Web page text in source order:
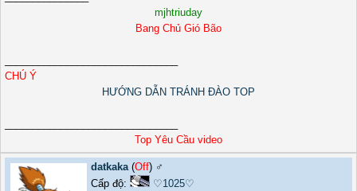
mjhtriuday
Bang Chủ Gió Bão
CHÚ Ý
HƯỚNG DẪN TRÁNH ĐÀO TOP
Top Yêu Cầu video
datkaka(Off) ♂️
Cấp độ:
♡1025♡